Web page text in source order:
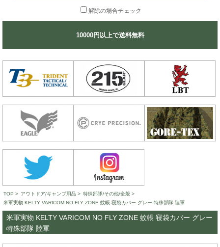
解除の場合チェック
10000円以上で送料無料
TOP > アウトドア/キャンプ用品 > 特殊部隊/その他/全般 >
米軍実物 KELTY VARICOM NO FLY ZONE 蚊帳 寝袋カバー グレー 特殊部隊 陸軍
米軍実物 KELTY VARICOM NO FLY ZONE 蚊帳 寝袋カバー グレー
特殊部隊 陸軍